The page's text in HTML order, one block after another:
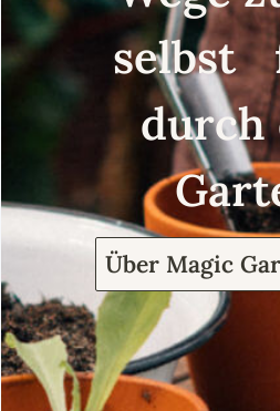
selbst
durch
Über Magic